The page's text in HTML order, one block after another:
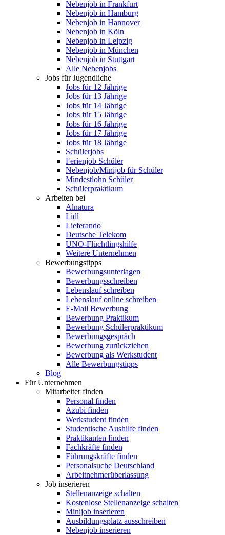
Nebenjob in Frankfurt
Nebenjob in Hamburg
Nebenjob in Hannover
Nebenjob in Köln
Nebenjob in Leipzig
Nebenjob in München
Nebenjob in Stuttgart
Alle Nebenjobs
Jobs für Jugendliche
Jobs für 12 Jährige
Jobs für 13 Jährige
Jobs für 14 Jährige
Jobs für 15 Jährige
Jobs für 16 Jährige
Jobs für 17 Jährige
Jobs für 18 Jährige
Schülerjobs
Ferienjob Schüler
Nebenjob/Minijob für Schüler
Mindestlohn Schüler
Schülerpraktikum
Arbeiten bei
Alnatura
Lidl
Lieferando
Deutsche Telekom
UNO-Flüchtlingshilfe
Weitere Unternehmen
Bewerbungstipps
Bewerbungsunterlagen
Bewerbungsschreiben
Lebenslauf schreiben
Lebenslauf online schreiben
E-Mail Bewerbung
Bewerbung Praktikum
Bewerbung Schülerpraktikum
Bewerbungsgespräch
Bewerbung zurückziehen
Bewerbung als Werkstudent
Alle Bewerbungstipps
Blog
Für Unternehmen
Mitarbeiter finden
Personal finden
Azubi finden
Werkstudent finden
Studentische Aushilfe finden
Praktikanten finden
Fachkräfte finden
Führungskräfte finden
Personalsuche Deutschland
Arbeitnehmerüberlassung
Job inserieren
Stellenanzeige schalten
Kostenlose Stellenanzeige schalten
Minijob inserieren
Ausbildungsplatz ausschreiben
Nebenjob inserieren